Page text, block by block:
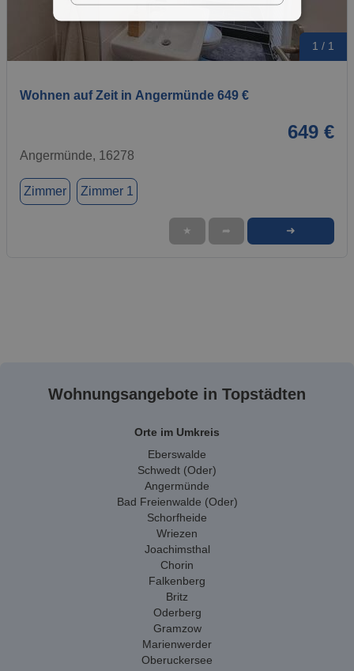
1 / 1
Wohnen auf Zeit in Angermünde 649 €
649 €
Angermünde, 16278
Zimmer Zimmer 1
★ ➦ ➜
Wohnungsangebote in Topstädten
Orte im Umkreis
Eberswalde
Schwedt (Oder)
Angermünde
Bad Freienwalde (Oder)
Schorfheide
Wriezen
Joachimsthal
Chorin
Falkenberg
Britz
Oderberg
Gramzow
Marienwerder
Oberuckersee